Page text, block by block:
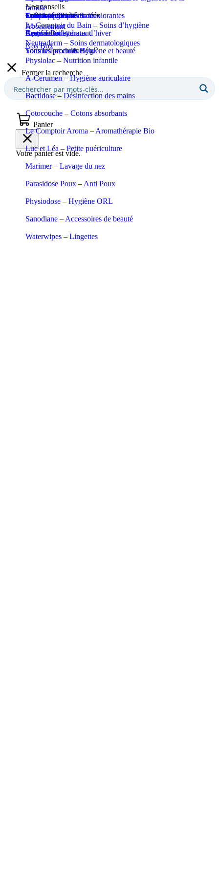
Coupe-ongles et ciseaux
Apaisant et hydratant
Sommeil et confort
Puériculture
Certifié Bio
Tous les produits Bébé
Confort et bien-être
Respiration et maux d’hiver
Tous les produits Santé
Epilation et crèmes décolorantes
Soins spécifiques
Soins solaires
Eaux de toilette
Tous les produits Hygiène et beauté
famille
Le Comptoir du Bain – Soins d’hygiène
Neutraderm – Soins dermatologiques
Physiolac – Nutrition infantile
A-Cerumen – Hygiène auriculaire
Bactidose – Désinfection des mains
Cotocouche – Cotons absorbants
Le Comptoir Aroma – Aromathérapie Bio
Luc et Léa – Petite puériculture
Marimer – Lavage du nez
Parasidose Poux – Anti Poux
Physiodose – Hygiène ORL
Sanodiane – Accessoires de beauté
Waterwipes – Lingettes
Nos conseils
Abonnement
Nos Box
Fermer la recherche
Panier
Votre panier est vide.